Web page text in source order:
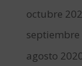
octubre
septiembre
agosto